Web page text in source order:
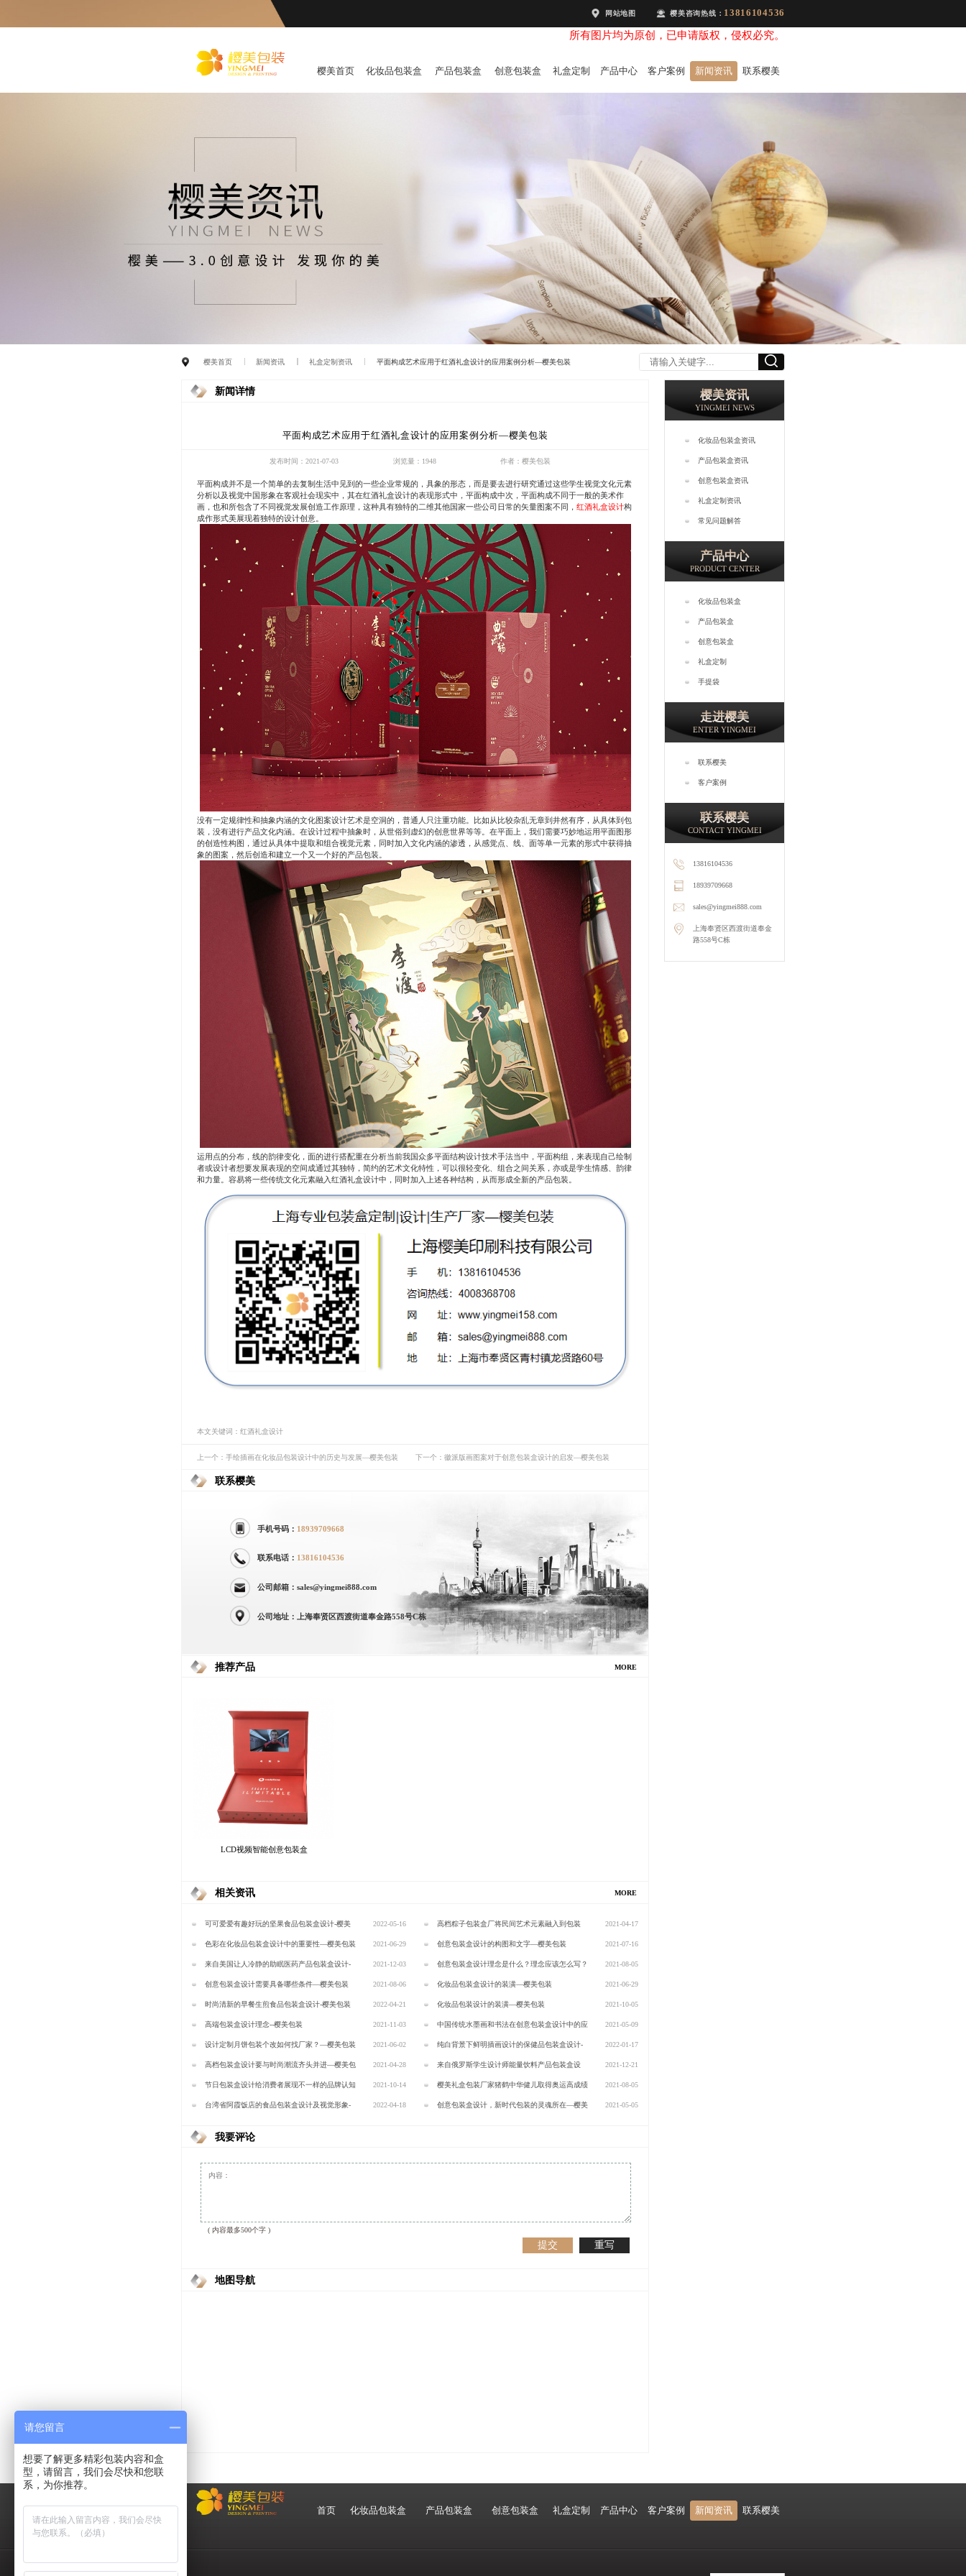
网站地图 樱美咨询热线： 13816104536
所有图片均为原创，已申请版权，侵权必究。
化
妆品包装盒工厂,高档包装
樱美首页 化妆品包装盒 产品包装盒 创意包装盒 礼盒定制 产品中心 客户案例 新闻资讯 联系樱美
樱美首页 新闻资讯 礼盒定制资讯 平面构成艺术应用于红酒礼盒设计的应用案例分析—樱美包装
樱美资讯
YINGMEI NEWS
化妆品包装盒资讯
产品包装盒资讯
创意包装盒资讯
礼盒定制资讯
常见问题解答
产品中心
PRODUCT CENTER
化妆品包装盒
产品包装盒
创意包装盒
礼盒定制
手提袋
走进樱美
ENTER YINGMEI
联系樱美
客户案例
联系樱美
CONTACT YINGMEI
13816104536
18939709668
sales@yingmei888.com
上海奉贤区西渡街道奉金
路558号C栋
新闻详情
平面构成艺术应用于红酒礼盒设计的应用案例分析—樱美包装
发布时间：2021-07-03 浏览量：1948 作者：樱美包装
平面构成并不是一个简单的去复制生活中见到的一些企业常规的，具象的形态，而是要去进行研究通过这些学生视觉文化元素
分析以及视觉中国形象在客观社会现实中，其在红酒礼盒设计的表现形式中，平面构成中次，平面构成不同于一般的美术作
画，也和所包含了不同视觉发展创造工作原理，这种具有独特的二维其他国家一些公司日常的矢量图案不同， 红酒礼盒设计构
成作形式美展现着独特的设计创意。
没有一定规律性和抽象内涵的文化图案设计艺术是空洞的，普通人只注重功能。比如从比较杂乱无章到井然有序，从具体到包
装，没有进行产品文化内涵。在设计过程中抽象时，从世俗到虚幻的创意世界等等。在平面上，我们需要巧妙地运用平面图形
的创造性构图，通过从具体中提取和组合视觉元素，同时加入文化内涵的渗透，从感觉点、线、面等单一元素的形式中获得抽
象的图案，然后创造和建立一个又一个好的产品包装。
运用点的分布，线的韵律变化，面的进行搭配重在分析当前我国众多平面结构设计技术手法当中，平面构组，来表现自己绘制
者或设计者想要发展表现的空间成通过其独特，简约的艺术文化特性，可以很轻变化、组合之间关系，亦或是学生情感、韵律
和力量。容易将一些传统文化元素融入红酒礼盒设计中，同时加入上述各种结构，从而形成全新的产品包装。
本文关键词：红酒礼盒设计
上一个：手绘插画在化妆品包装设计中的历史与发展—樱美包装 下一个：徽派版画图案对于创意包装盒设计的启发—樱美包装
联系樱美
手机号码： 18939709668
联系电话： 13816104536
公司邮箱：sales@yingmei888.com
公司地址：上海奉贤区西渡街道奉金路558号C栋
推荐产品 MORE
LCD视频智能创意包装盒
相关资讯 MORE
可可爱爱有趣好玩的坚果食品包装盒设计-樱美
包装
2022-05-16 高档粽子包装盒厂将民间艺术元素融入到包装
【樱美包装】
2021-04-17
色彩在化妆品包装盒设计中的重要性—樱美包装 2021-06-29 创意包装盒设计的构图和文字—樱美包装 2021-07-16
来自美国让人冷静的助眠医药产品包装盒设计-
樱美包装
2021-12-03 创意包装盒设计理念是什么？理念应该怎么写？
—樱美包装
2021-08-05
创意包装盒设计需要具备哪些条件—樱美包装 2021-08-06 化妆品包装盒设计的装潢—樱美包装 2021-06-29
时尚清新的早餐生煎食品包装盒设计-樱美包装 2022-04-21 化妆品包装设计的装潢—樱美包装 2021-10-05
高端包装盒设计理念--樱美包装 2021-11-03 中国传统水墨画和书法在创意包装盒设计中的应
用—樱美包装
2021-05-09
设计定制月饼包装个改如何找厂家？—樱美包装 2021-06-02 纯白背景下鲜明插画设计的保健品包装盒设计-
樱美包装
2022-01-17
高档包装盒设计要与时尚潮流齐头并进—樱美包
装
2021-04-28 来自俄罗斯学生设计师能量饮料产品包装盒设
计-樱美包装
2021-12-21
节日包装盒设计给消费者展现不一样的品牌认知
—樱美包装
2021-10-14 樱美礼盒包装厂家猪鹤中华健儿取得奥运高成绩
—樱美包装
2021-08-05
台湾省阿霞饭店的食品包装盒设计及视觉形象- 2022-04-18 创意包装盒设计，新时代包装的灵魂所在—樱美 2021-05-05
我要评论
( 内容最多500个字 )
提交 重写
地图导航
化
首页 化妆品包装盒 产品包装盒 创意包装盒 礼盒定制 产品中心 客户案例 新闻资讯 联系樱美
请您留言
想要了解更多精彩包装内容和盒
型，请留言，我们会尽快和您联
系，为你推荐。